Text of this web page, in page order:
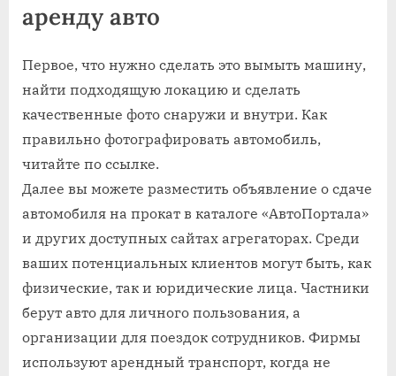
аренду авто
Первое, что нужно сделать это вымыть машину,
найти подходящую локацию и сделать
качественные фото снаружи и внутри. Как
правильно фотографировать автомобиль,
читайте по ссылке.
Далее вы можете разместить объявление о сдаче
автомобиля на прокат в каталоге «АвтоПортала»
и других доступных сайтах агрегаторах. Среди
ваших потенциальных клиентов могут быть, как
физические, так и юридические лица. Частники
берут авто для личного пользования, а
организации для поездок сотрудников. Фирмы
используют арендный транспорт, когда не